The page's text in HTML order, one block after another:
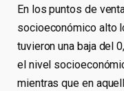
En los puntos de
socioeconómico alto
tuvieron una baja del
el nivel
mientras que en